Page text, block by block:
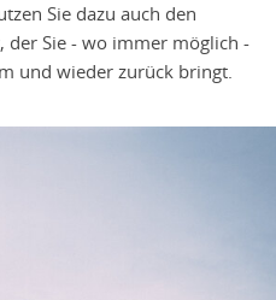
Sie dazu auch den
der Sie - wo immer möglich -
und wieder zurück bringt.